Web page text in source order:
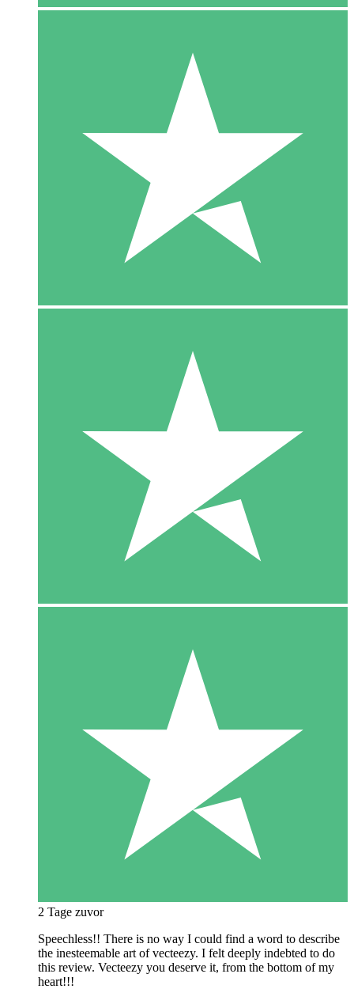
2 Tage zuvor
Speechless!! There is no way I could find a word to describe
the inesteemable art of vecteezy. I felt deeply indebted to do
this review. Vecteezy you deserve it, from the bottom of my
heart!!!